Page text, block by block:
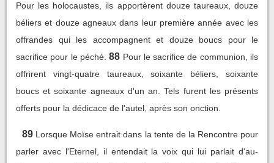
Pour les holocaustes, ils apportèrent douze taureaux, douze
béliers et douze agneaux dans leur première année avec les
offrandes qui les accompagnent et douze boucs pour le
sacrifice pour le péché. 88 Pour le sacrifice de communion, ils
offrirent vingt-quatre taureaux, soixante béliers, soixante
boucs et soixante agneaux d'un an. Tels furent les présents
offerts pour la dédicace de l'autel, après son onction.
89 Lorsque Moïse entrait dans la tente de la Rencontre pour
parler avec l'Eternel, il entendait la voix qui lui parlait d'au-